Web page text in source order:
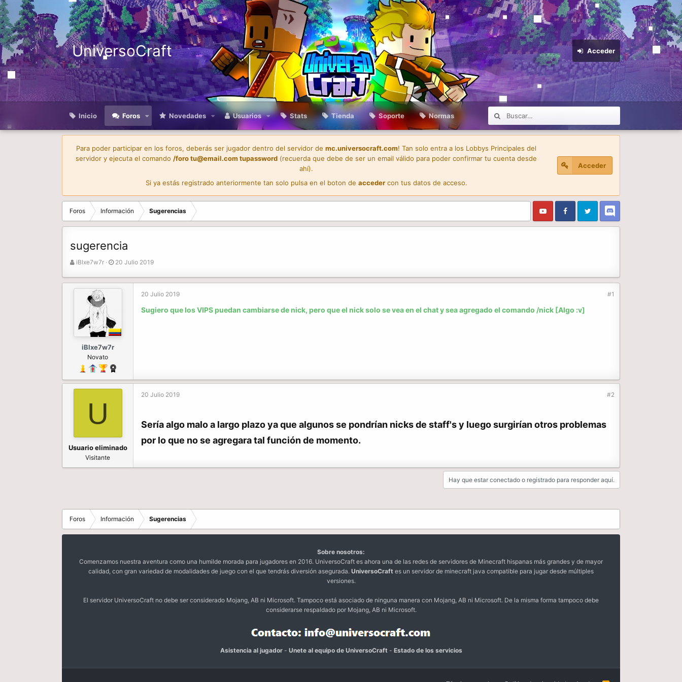
UniversoCraft Acceder
Inicio Foros Novedades Usuarios Stats Tienda Soporte Normas
Para poder participar en los foros, deberás ser jugador dentro del servidor de mc.universocraft.com! Tan solo entra a los Lobbys Principales del
servidor y ejecuta el comando /forotu@email.com tupassword (recuerda que debe de ser un email válido para poder confirmar tu cuenta desde
ahí).
Si ya estás registrado anteriormente tan solo pulsa en el boton de accedercon tus datos de acceso.
Acceder
Foros Información Sugerencias
sugerencia
A
o
iBlxe7w7r
F
h
e
i
n
i
20 Julio 2019
iBlxe7w7r
Novato
20 Julio 2019 #1
Sugiero que los VIPS puedan cambiarse de nick, pero que el nick solo se vea en el chat y sea agregado el comando /nick [Algo :v]
U
Usuario eliminado
Visitante
20 Julio 2019 #2
Sería algo malo a largo plazo ya que algunos se pondrían nicks de staff's y luego surgirían otros problemas
por lo que no se agregara tal función de momento.
Hay que estar conectado o registrado para responder aquí.
Foros Información Sugerencias
Sobre nosotros:
Comenzamos nuestra aventura como una humilde morada para jugadores en 2016. UniversoCraft es ahora una de las redes de servidores de Minecraft hispanas más grandes y de mayor
calidad, con gran variedad de modalidades de juego con el que tendrás diversión asegurada. UniversoCraft es un servidor de minecraft java compatible para jugar desde múltiples
versiones.
El servidor UniversoCraft no debe ser considerado Mojang, AB ni Microsoft. Tampoco está asociado de ninguna manera con Mojang, AB ni Microsoft. De la misma forma tampoco debe
considerarse respaldado por Mojang, AB ni Microsoft.
Asistencia al jugador- Unete al equipo de UniversoCraft - Estado de los servicios